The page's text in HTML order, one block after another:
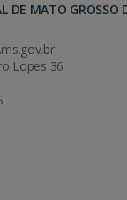
DE MATO GROSSO
Lopes 36